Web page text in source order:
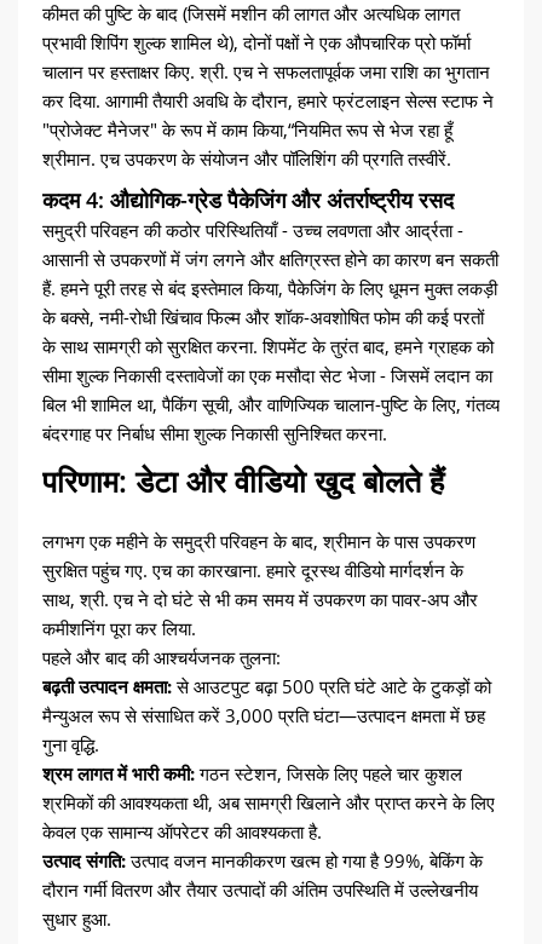
कीमत की पुष्टि के बाद (जिसमें मशीन की लागत और अत्यधिक लागत
प्रभावी शिपिंग शुल्क शामिल थे), दोनों पक्षों ने एक औपचारिक प्रो फॉर्मा
चालान पर हस्ताक्षर किए. श्री. एच ने सफलतापूर्वक जमा राशि का भुगतान
कर दिया. आगामी तैयारी अवधि के दौरान, हमारे फ्रंटलाइन सेल्स स्टाफ ने
"प्रोजेक्ट मैनेजर" के रूप में काम किया,“नियमित रूप से भेज रहा हूँ
श्रीमान. एच उपकरण के संयोजन और पॉलिशिंग की प्रगति तस्वीरें.
कदम 4: औद्योगिक-ग्रेड पैकेजिंग और अंतर्राष्ट्रीय रसद
समुद्री परिवहन की कठोर परिस्थितियाँ - उच्च लवणता और आर्द्रता -
आसानी से उपकरणों में जंग लगने और क्षतिग्रस्त होने का कारण बन सकती
हैं. हमने पूरी तरह से बंद इस्तेमाल किया, पैकेजिंग के लिए धूमन मुक्त लकड़ी
के बक्से, नमी-रोधी खिंचाव फिल्म और शॉक-अवशोषित फोम की कई परतों
के साथ सामग्री को सुरक्षित करना. शिपमेंट के तुरंत बाद, हमने ग्राहक को
सीमा शुल्क निकासी दस्तावेजों का एक मसौदा सेट भेजा - जिसमें लदान का
बिल भी शामिल था, पैकिंग सूची, और वाणिज्यिक चालान-पुष्टि के लिए, गंतव्य
बंदरगाह पर निर्बाध सीमा शुल्क निकासी सुनिश्चित करना.
परिणाम: डेटा और वीडियो खुद बोलते हैं
लगभग एक महीने के समुद्री परिवहन के बाद, श्रीमान के पास उपकरण
सुरक्षित पहुंच गए. एच का कारखाना. हमारे दूरस्थ वीडियो मार्गदर्शन के
साथ, श्री. एच ने दो घंटे से भी कम समय में उपकरण का पावर-अप और
कमीशनिंग पूरा कर लिया.
पहले और बाद की आश्चर्यजनक तुलना:
बढ़ती उत्पादन क्षमता:से आउटपुट बढ़ा 500 प्रति घंटे आटे के टुकड़ों को
मैन्युअल रूप से संसाधित करें 3,000 प्रति घंटा—उत्पादन क्षमता में छह
गुना वृद्धि.
श्रम लागत में भारी कमी:गठन स्टेशन, जिसके लिए पहले चार कुशल
श्रमिकों की आवश्यकता थी, अब सामग्री खिलाने और प्राप्त करने के लिए
केवल एक सामान्य ऑपरेटर की आवश्यकता है.
उत्पाद संगति:उत्पाद वजन मानकीकरण खत्म हो गया है 99%, बेकिंग के
दौरान गर्मी वितरण और तैयार उत्पादों की अंतिम उपस्थिति में उल्लेखनीय
सुधार हुआ.